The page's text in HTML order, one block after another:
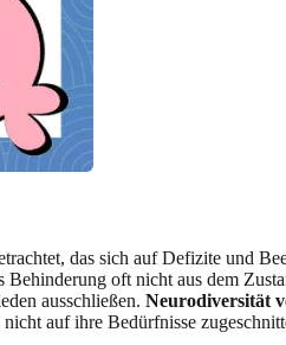
das sich auf Defizite und
oft nicht aus dem
ausschließen. Neurodiversität
auf ihre Bedürfnisse